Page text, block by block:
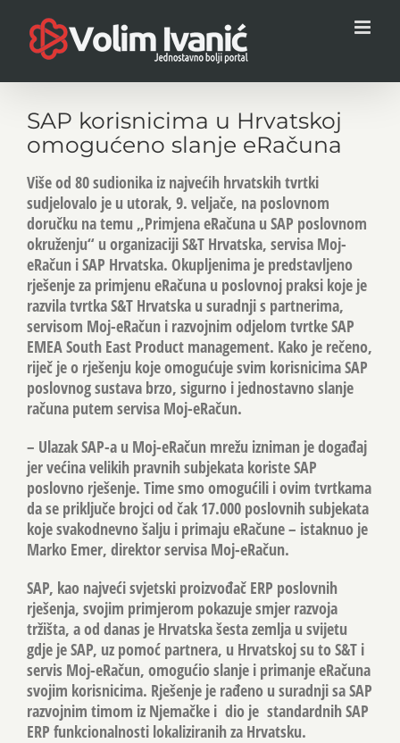
content
SAP korisnicima u Hrvatskoj
omogućeno slanje eRačuna
Više od 80 sudionika iz najvećih hrvatskih tvrtki
sudjelovalo je u utorak, 9. veljače, na poslovnom
doručku na temu „Primjena eRačuna u SAP poslovnom
okruženju“ u organizaciji S&T Hrvatska, servisa Moj-
eRačun i SAP Hrvatska. Okupljenima je predstavljeno
rješenje za primjenu eRačuna u poslovnoj praksi koje je
razvila tvrtka S&T Hrvatska u suradnji s partnerima,
servisom Moj-eRačun i razvojnim odjelom tvrtke SAP
EMEA South East Product management. Kako je rečeno,
riječ je o rješenju koje omogućuje svim korisnicima SAP
poslovnog sustava brzo, sigurno i jednostavno slanje
računa putem servisa Moj-eRačun.
– Ulazak SAP-a u Moj-eRačun mrežu izniman je događaj
jer većina velikih pravnih subjekata koriste SAP
poslovno rješenje. Time smo omogućili i ovim tvrtkama
da se priključe brojci od čak 17.000 poslovnih subjekata
koje svakodnevno šalju i primaju eRačune – istaknuo je
Marko Emer, direktor servisa Moj-eRačun.
SAP, kao najveći svjetski proizvođač ERP poslovnih
rješenja, svojim primjerom pokazuje smjer razvoja
tržišta, a od danas je Hrvatska šesta zemlja u svijetu
gdje je SAP, uz pomoć partnera, u Hrvatskoj su to S&T i
servis Moj-eRačun, omogućio slanje i primanje eRačuna
svojim korisnicima. Rješenje je rađeno u suradnji sa SAP
razvojnim timom iz Njemačke i dio je standardnih SAP
ERP funkcionalnosti lokaliziranih za Hrvatsku.